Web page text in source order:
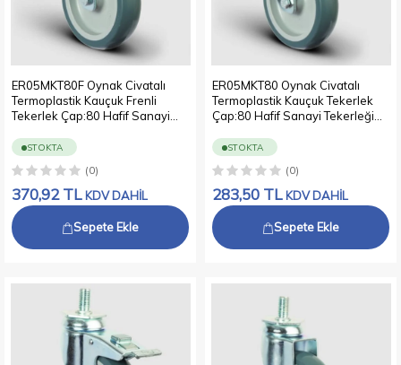
Kauçuk Tekerlekli EM
Serisi
Gri Kauçuk Tekerlekli
EM Serisi
ER05MKT80F Oynak Civatalı
Termoplastik Kauçuk Frenli
Tekerlek Çap:80 Hafif Sanayi
Burçlu Polipropilen Üzeri
Termoplastik Kauçuk Kaplı Gri
Teker
STOKTA
(0)
370,92TL KDV DAHİL
Sepete Ekle
ER05MKT80 Oynak Civatalı
Termoplastik Kauçuk Tekerlek
Çap:80 Hafif Sanayi Tekerleği
Polipropilen Üzeri Termoplastik
Kauçuk Kaplı Gri Teker
STOKTA
(0)
283,50 TL KDV DAHİL
Sepete Ekle